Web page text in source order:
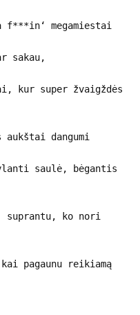
megamiestai
sakau,
kur super žvaigždės
dangumi
saulė, bėgantis
suprantu, ko nori
pagaunu reikiamą